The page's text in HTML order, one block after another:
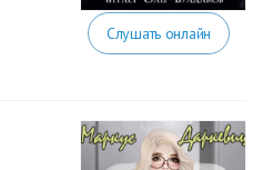
Слушать онлайн